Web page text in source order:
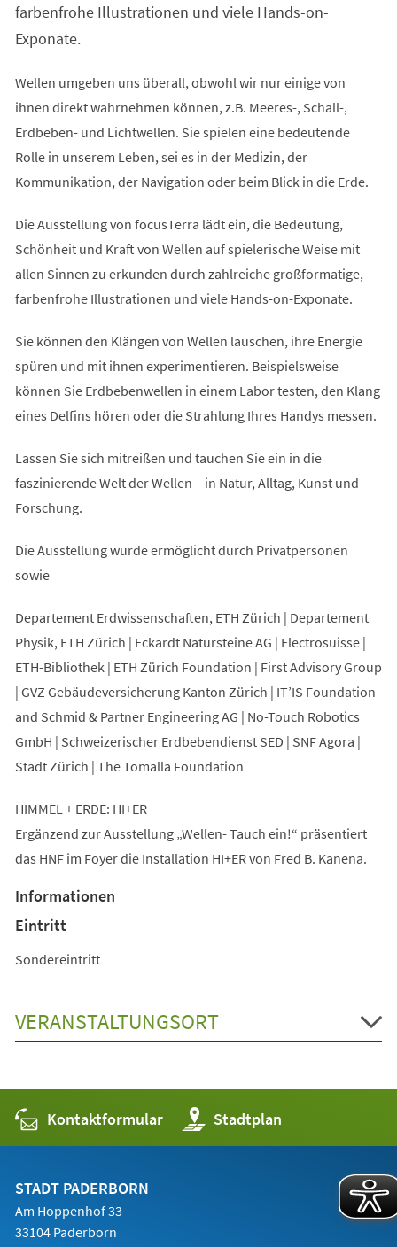
farbenfrohe Illustrationen und viele Hands-on-
Exponate.
Wellen umgeben uns überall, obwohl wir nur einige von
ihnen direkt wahrnehmen können, z.B. Meeres-, Schall-,
Erdbeben- und Lichtwellen. Sie spielen eine bedeutende
Rolle in unserem Leben, sei es in der Medizin, der
Kommunikation, der Navigation oder beim Blick in die Erde.
Die Ausstellung von focusTerra lädt ein, die Bedeutung,
Schönheit und Kraft von Wellen auf spielerische Weise mit
allen Sinnen zu erkunden durch zahlreiche großformatige,
farbenfrohe Illustrationen und viele Hands-on-Exponate.
Sie können den Klängen von Wellen lauschen, ihre Energie
spüren und mit ihnen experimentieren. Beispielsweise
können Sie Erdbebenwellen in einem Labor testen, den Klang
eines Delfins hören oder die Strahlung Ihres Handys messen.
Lassen Sie sich mitreißen und tauchen Sie ein in die
faszinierende Welt der Wellen – in Natur, Alltag, Kunst und
Forschung.
Die Ausstellung wurde ermöglicht durch Privatpersonen
sowie
Departement Erdwissenschaften, ETH Zürich | Departement
Physik, ETH Zürich | Eckardt Natursteine AG | Electrosuisse |
ETH-Bibliothek | ETH Zürich Foundation | First Advisory Group
| GVZ Gebäudeversicherung Kanton Zürich | IT’IS Foundation
and Schmid & Partner Engineering AG | No-Touch Robotics
GmbH | Schweizerischer Erdbebendienst SED | SNF Agora |
Stadt Zürich | The Tomalla Foundation
HIMMEL + ERDE: HI+ER
Ergänzend zur Ausstellung „Wellen- Tauch ein!“ präsentiert
das HNF im Foyer die Installation HI+ER von Fred B. Kanena.
Informationen
Eintritt
Sondereintritt
VERANSTALTUNGSORT
Kontaktformular Stadtplan
(Öffnet
in
einem
STADT PADERBORN
Am Hoppenhof 33
33104 Paderborn